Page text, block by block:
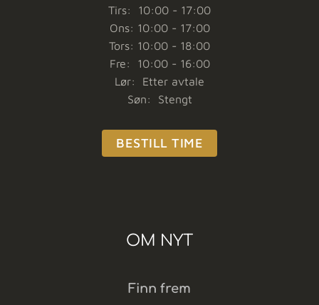
Tirs: 10:00 - 17:00
Ons: 10:00 - 17:00
Tors: 10:00 - 18:00
Fre: 10:00 - 16:00
Lør: Etter avtale
Søn: Stengt
BESTILL TIME
OM NYT
Finn frem